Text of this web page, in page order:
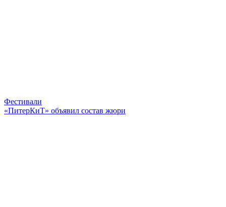
Фестивали
«ПитерКиТ» объявил состав жюри